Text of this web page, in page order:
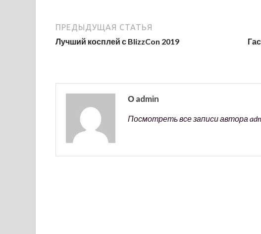
ПРЕДЫДУЩАЯ СТАТЬЯ
Лучший косплей с BlizzCon 2019
О admin
Посмотреть все записи автора